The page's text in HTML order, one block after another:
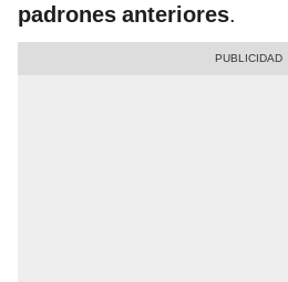
padrones anteriores.